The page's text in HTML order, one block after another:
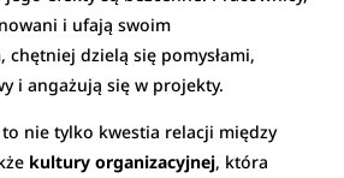
i ufają swoim
chętniej dzielą się pomysłami,
i angażują się w projekty.
nie tylko kwestia relacji między
kultury organizacyjnej, która